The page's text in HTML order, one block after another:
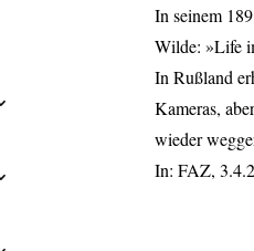
In seinem
Wilde: »Life
In Rußland
Kameras,
wieder
In: FAZ,